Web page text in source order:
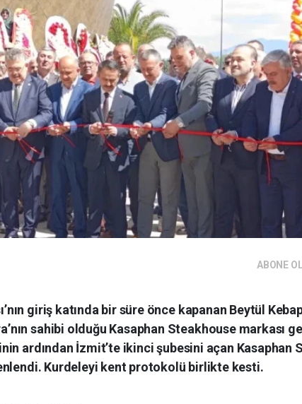
ABONE OL
giriş katında bir süre önce kapanan Beytül Kebap
sahibi olduğu Kasaphan Steakhouse markası
ardından İzmit’te ikinci şubesini açan Kasaphan
Kurdeleyi kent protokolü birlikte kesti.